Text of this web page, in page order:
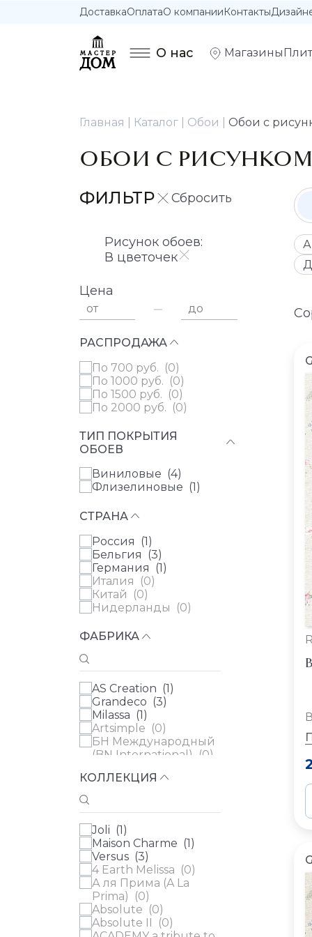
ДоставкаОплатаО компанииКонтакты
О нас Магазины
Главная Каталог Обои Обои с
ОБОИ С РИСУНКОМ
ФИЛЬТР
Рисунок обоев:
В цветочек
Цена
от до
РАСПРОДАЖА
по 700 руб. (0)
по 1000 руб. (0)
по 1500 руб. (0)
по 2000 руб. (0)
ТИП ПОКРЫТИЯ
ОБОЕВ
Виниловые (4)
Флизелиновые (1)
СТРАНА
Россия (1)
Бельгия (3)
Германия (1)
Италия (0)
Китай (0)
Нидерланды (0)
ФАБРИКА
AS Creation (1 )
Grandeco (3)
Milassa (1 )
Artsimple (0)
БН Международный
(BN International) (0)
Fipar (0)
Parati&Parati (
Parato (0 )
Rasch ( 0)
Rasch Textil (0
Sirpi ( 0)
WALL UP (
Zambaiti ( 0)
Артекс ( 0 )
КОЛЛЕКЦИЯ
Joli (1)
Maison Charme (1)
Versus (3)
4 Earth Melissa (0)
А ля Прима (A La
Prima) (0)
Absolute (0)
Absolute II (0)